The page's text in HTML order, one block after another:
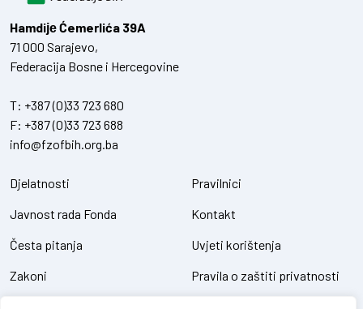
Hamdiје Ćemerlića 39A
71 000 Sarajevo,
Federacija Bosne i Hercegovine
T: +387 (0)33 723 680
F: +387 (0)33 723 688
info@fzofbih.org.ba
Djelatnosti
Javnost rada Fonda
Česta pitanja
Zakoni
Pravilnici
Kontakt
Uvjeti korištenja
Pravila o zaštiti privatnosti